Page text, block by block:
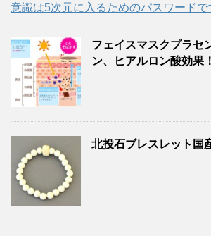
意識は5次元に入るためのパスワードで
フェイスマスクプラセ
ン、ヒアルロン酸効果！
北投石ブレスレット国